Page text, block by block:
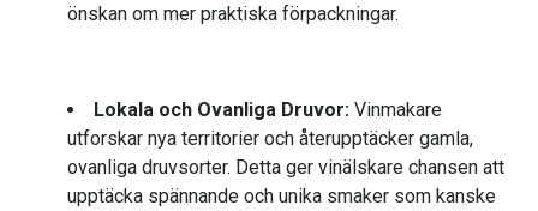
önskan om mer praktiska förpackningar.
Lokala och Ovanliga Druvor: Vinmakare
utforskar nya territorier och återupptäcker gamla,
ovanliga druvsorter. Detta ger vinälskare chansen att
upptäcka spännande och unika smaker som kanske